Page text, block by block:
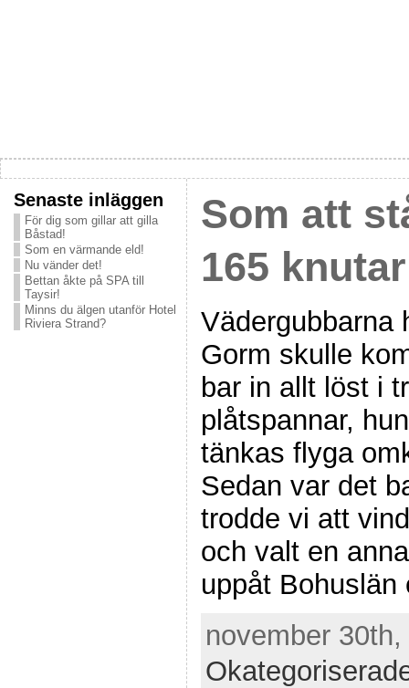
Senaste inläggen
För dig som gillar att gilla
Båstad!
Som en värmande eld!
Nu vänder det!
Bettan åkte på SPA till
Taysir!
Minns du älgen utanför Hotel
Riviera Strand?
Som att
165
Vädergubbarna
Gorm skulle
bar in allt löst i
plåtspannar,
tänkas flyga
Sedan var det
trodde vi att
och valt en
uppåt
november